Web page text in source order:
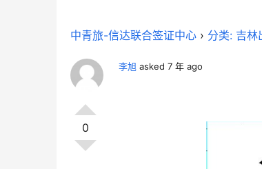
中青旅-信达联合签证中心 › 分类: 吉林
0
李旭 asked 7 年 ago